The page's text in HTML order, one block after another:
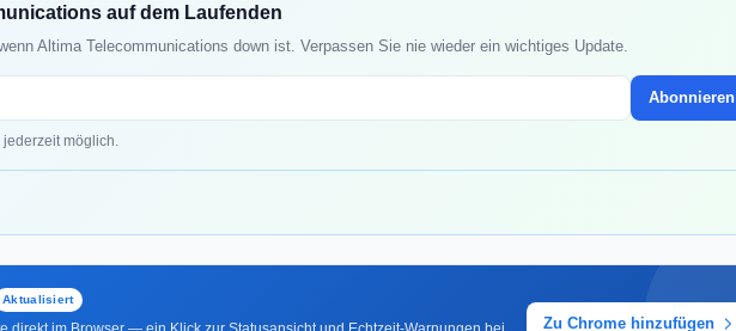
auf dem Laufenden
Altima Telecommunications down ist. Verpassen Sie nie wieder ein wichtiges Update.
Abonnieren
möglich.
Aktualisiert
Zu Chrome hinzufügen